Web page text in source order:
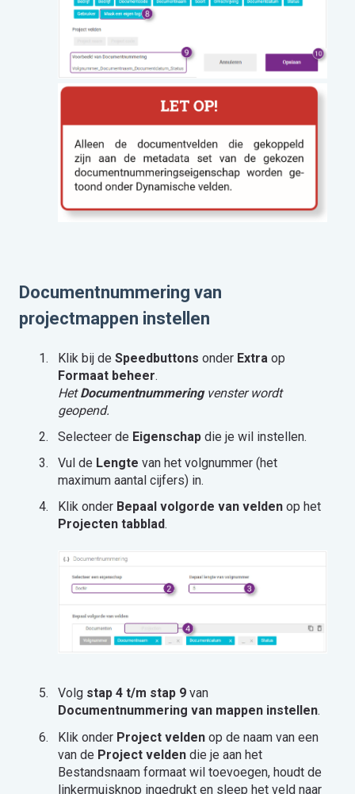
Documentnummering van
projectmappen instellen
Klik bij de Speedbuttons onder Extra op
Formaat beheer.
HetDocumentnummering venster wordt
geopend.
Selecteer de Eigenschap die je wil instellen.
Vul de Lengte van het volgnummer (het
maximum aantal cijfers) in.
Klik onder Bepaal volgorde van velden op het
Projecten tabblad.
Volg stap 4 t/m stap 9 van
Documentnummering van mappen instellen.
Klik onder Project velden op de naam van een
van de Project velden die je aan het
Bestandsnaam formaat wil toevoegen, houdt de
linkermuisknop ingedrukt en sleep het veld naar